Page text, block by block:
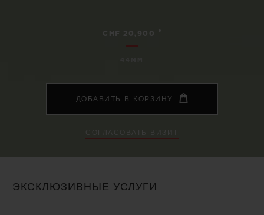
CHF 20,900 •
ДОБАВИТЬ В КОРЗИНУ
ЭКСКЛЮЗИВНЫЕ УСЛУГИ